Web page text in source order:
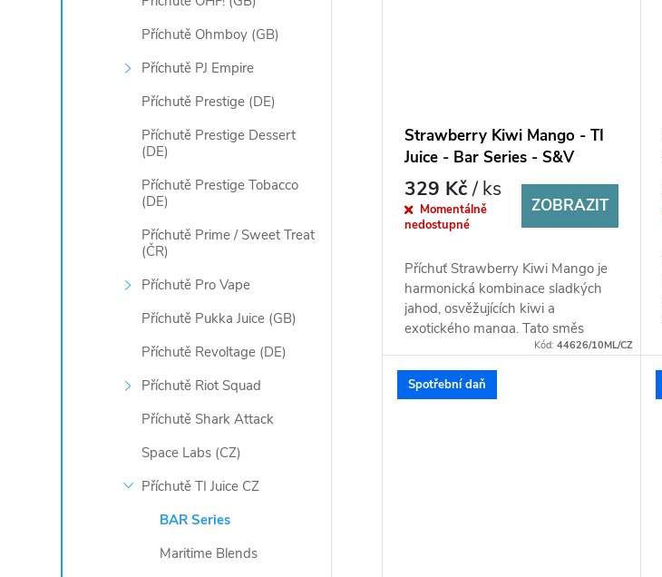
Příchutě Ohmboy (GB)
Příchutě PJ Empire
Příchutě Prestige (DE)
Příchutě Prestige Dessert
(DE)
Příchutě Prestige Tobacco
(DE)
Příchutě Prime / Sweet Treat
(ČR)
Příchutě Pro Vape
Příchutě Pukka Juice (GB)
Příchutě Revoltage (DE)
Příchutě Riot Squad
Příchutě Shark Attack
Space Labs (CZ)
Příchutě TI Juice CZ
BAR Series
Maritime Blends
Strawberry Kiwi Mango - TI
Juice - Bar Series - S&V
příchuť 10 ml
329 Kč/ ks
Momentálně
nedostupné
ZOBRAZIT
Příchuť Strawberry Kiwi Mango je
harmonická kombinace sladkých
jahod, osvěžujících kiwi a
exotického manga. Tato směs
vytváří lahodnou a osvěžující chuť,
která spojuje...
Kód:44626/10ML/CZ
Spotřební daň